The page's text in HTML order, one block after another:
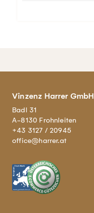
Vinzenz Harrer GmbH
Badl 31
A-8130 Frohnleiten
+43 3127 / 20945
office@harrer.at